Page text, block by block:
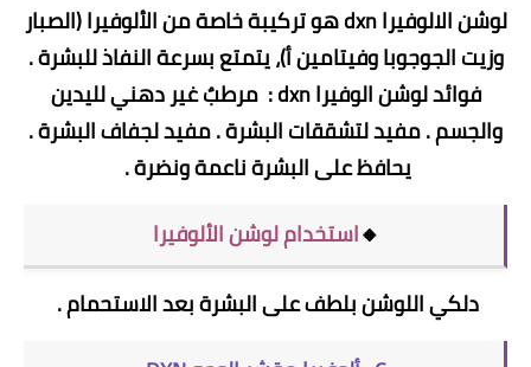
لوشن الالوفيرا dxn هو تركيبة خاصة من الألوفيرا (الصبار
وزيت الجوجوبا وفيتامين أ)، يتمتع بسرعة النفاذ للبشرة .
فوائد لوشن الوفيرا dxn : مرطبٌ غير دهني لليدين
والجسم . مفيد لتشققات البشرة . مفيد لجفاف البشرة .
يحافظ على البشرة ناعمة ونضرة .
🔸استخدام لوشن الألوفيرا
دلكي اللوشن بلطف على البشرة بعد الاستحمام .